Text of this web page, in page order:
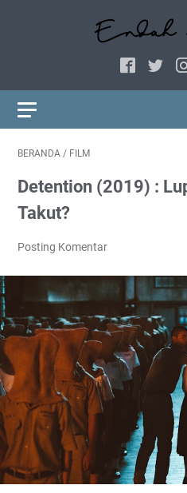
BERANDA / FILM
Detention (2019) :
Takut?
Posting Komentar